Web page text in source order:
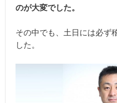
のが大変でした。
その中でも、土日には必ず
した。